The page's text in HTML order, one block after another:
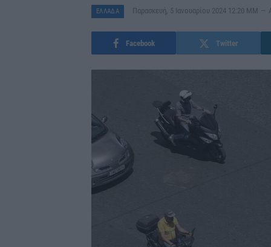
ΕΛΛΑΔΑ Παρασκευή, 5 Ιανουαρίου 2024 12:20 ΜΜ
Facebook Twitter